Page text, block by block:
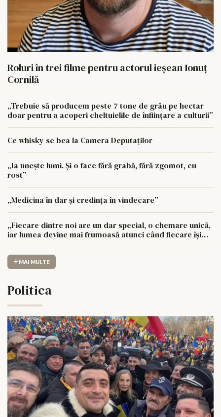
Roluri în trei filme pentru actorul ieşean Ionuţ
Cornilă
„Trebuie să producem peste 7 tone de grâu pe hectar
doar pentru a acoperi cheltuielile de înființare a culturii”
Ce whisky se bea la Camera Deputaților
„Ia unește lumi. Și o face fără grabă, fără zgomot, cu
rost”
„Medicina în dar și credința în vindecare”
„Fiecare dintre noi are un dar special, o chemare unică,
iar lumea devine mai frumoasă atunci când fiecare își
urmează drumul cu sufletul deschis”
MAI MULTE
Politica